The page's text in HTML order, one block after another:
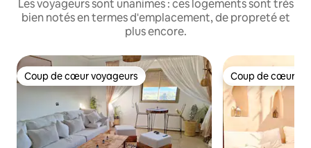
Les voyageurs sont unanimes : ces logements sont très
bien notés en termes d'emplacement, de propreté et
plus encore.
Coup de cœur voyageurs
Coup de cœur voyageurs Coup de cœur
Coup de cœur